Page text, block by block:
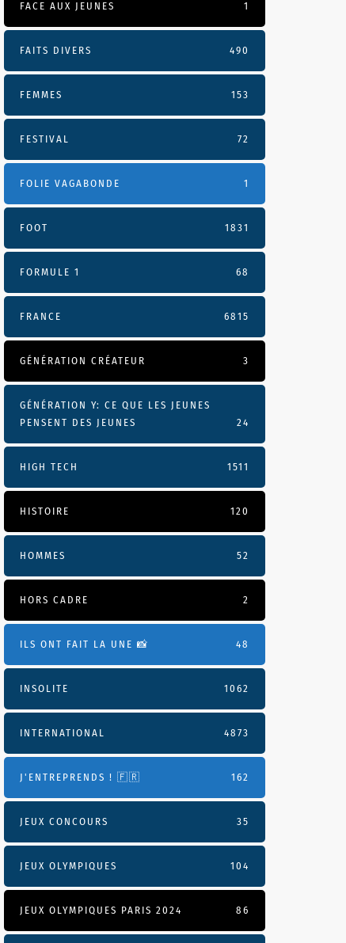
FACE AUX JEUNES 1
FAITS DIVERS 490
FEMMES 153
FESTIVAL 72
FOLIE VAGABONDE 1
FOOT 1831
FORMULE 1 68
FRANCE 6815
GÉNÉRATION CRÉATEUR 3
GÉNÉRATION Y: CE QUE LES JEUNES
PENSENT DES JEUNES
24
HIGH TECH 1511
HISTOIRE 120
HOMMES 52
HORS CADRE 2
ILS ONT FAIT LA UNE 📸 48
INSOLITE 1062
INTERNATIONAL 4873
J'ENTREPRENDS ! 🇫🇷 162
JEUX CONCOURS 35
JEUX OLYMPIQUES 104
JEUX OLYMPIQUES PARIS 2024 86